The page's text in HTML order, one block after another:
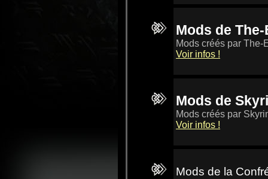
Mods de
Mods créés par
Voir infos !
Mods de
Mods créés par
Voir infos !
Mods de la